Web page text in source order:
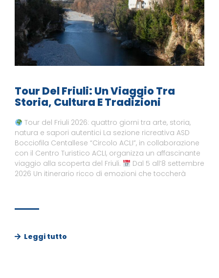
Tour Del Friuli: Un Viaggio Tra
Storia, Cultura E Tradizioni
Tour del Friuli 2026: quattro giorni tra arte, storia,
natura e sapori autentici La sezione ricreativa ASD
Bocciofila Centallese “Circolo ACLI”, in collaborazione
con il Centro Turistico ACLI, organizza un affascinante
viaggio alla scoperta del Friuli.
Dal 5 all’8 settembre
2026 Un itinerario ricco di emozioni che toccherà
Leggi tutto